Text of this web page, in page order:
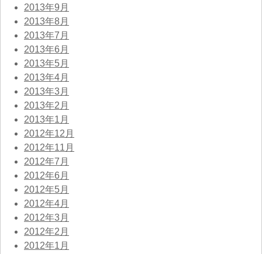
2013年9月
2013年8月
2013年7月
2013年6月
2013年5月
2013年4月
2013年3月
2013年2月
2013年1月
2012年12月
2012年11月
2012年7月
2012年6月
2012年5月
2012年4月
2012年3月
2012年2月
2012年1月